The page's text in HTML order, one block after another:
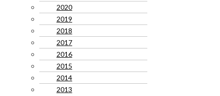
2020
2019
2018
2017
2016
2015
2014
2013